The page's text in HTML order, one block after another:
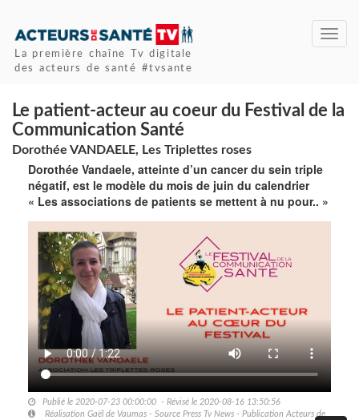
La première chaîne Tv digitale
des acteurs de santé #tvsante
Le patient-acteur au coeur du Festival de la
Communication Santé
Dorothée VANDAELE, Les Triplettes roses
Dorothée Vandaele, atteinte d’un cancer du sein triple
négatif, est le modèle du mois de juin du calendrier
« Les associations de patients se mettent à nu pour.. »
Publié le 2020-07-23 00:00:00 - Révisé le 2020-08-16 13:50:56
Réalisation Gaël de Vaumas - Source Press Tv News - Publication Acteurs de